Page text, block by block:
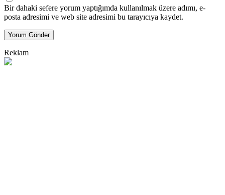
Bir dahaki sefere yorum yaptığımda kullanılmak üzere adımı, e-
posta adresimi ve web site adresimi bu tarayıcıya kaydet.
Yorum Gönder
Reklam